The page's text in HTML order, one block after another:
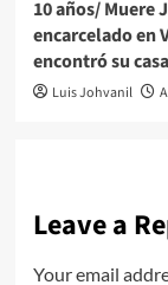
10 años/ Muere
encarcelado en
encontró su
Luis Johvanil
Leave a
Your email